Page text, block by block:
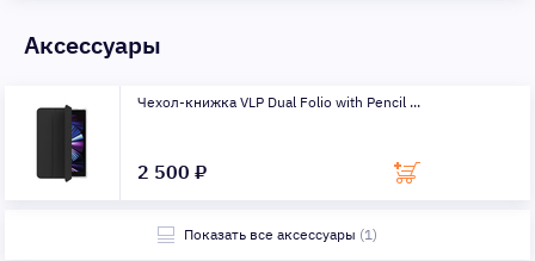
Аксессуары
Чехол-книжка VLP Dual Folio with Penсil ...
2 500 ₽
Показать все аксессуары (1)